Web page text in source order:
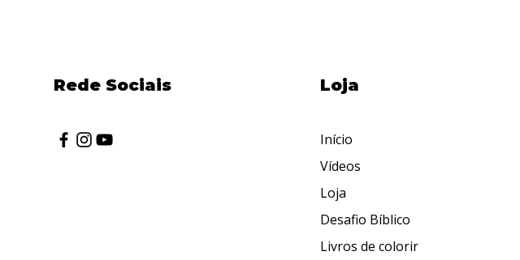
Rede Sociais Loja
Início
Vídeos
Loja
Desafio Bíblico
Livros de colorir